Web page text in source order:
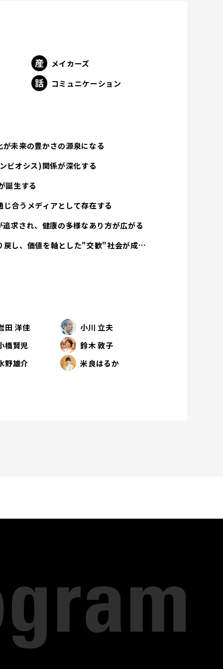
メイカーズ
コミュニケーション
未来の豊かさの源泉になる
ビオシス)関係が深化する
誕生する
合うメディアとして存在する
求され、健康の多様なあり方が広がる
経済活動は人間性を取り戻し、価値を軸とした"交歓"社会が成立する
田 洋佳
小川 立夫
橋賢児
鈴木 敦子
野雄介
米良はるか